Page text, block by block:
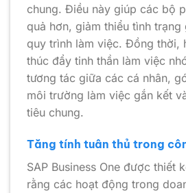
chung. Điều này giúp các bộ
quả hơn, giảm thiểu tình
quy trình làm việc. Đồng thời,
thúc đẩy tinh thần làm việc
tương tác giữa các cá nhân,
môi trường làm việc gắn kết
tiêu chung.
Tăng tính tuân thủ trong
SAP Business One được thiết
rằng các hoạt động trong